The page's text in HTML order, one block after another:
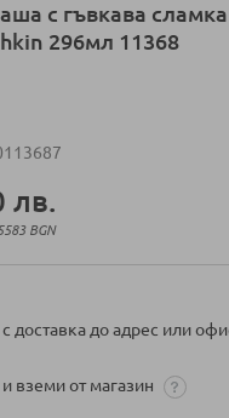
с гъвкава сламка
296мл 11368
лв.
BGN
доставка до адрес или
вземи от магазин